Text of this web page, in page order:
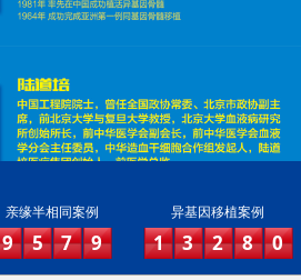
亲缘半相同案例
9 5 7 9
异基因移植案例
1 3 2 8 0